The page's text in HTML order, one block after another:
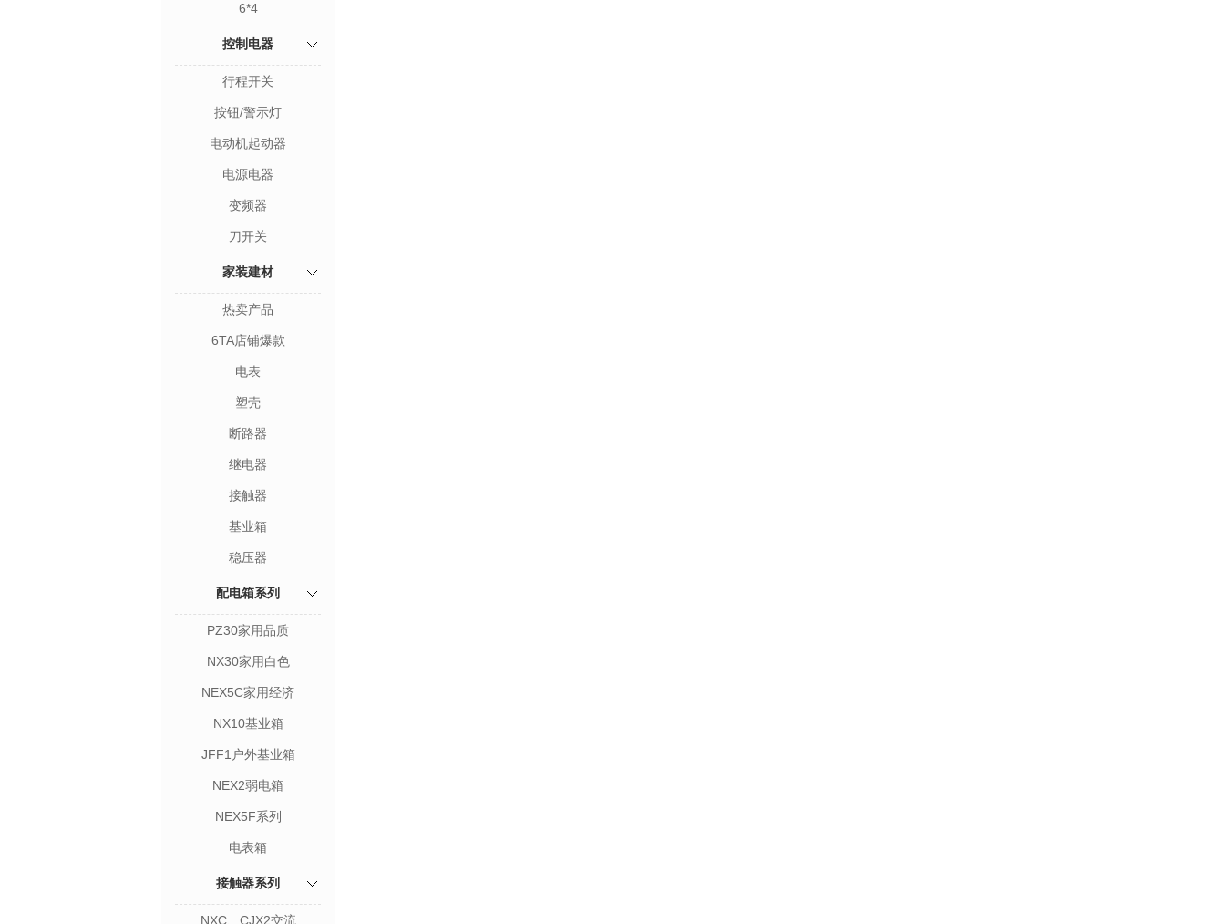
6*4
控制电器
行程开关
按钮/警示灯
电动机起动器
电源电器
变频器
刀开关
家装建材
热卖产品
6TA店铺爆款
电表
塑壳
断路器
继电器
接触器
基业箱
稳压器
配电箱系列
PZ30家用品质
NX30家用白色
NEX5C家用经济
NX10基业箱
JFF1户外基业箱
NEX2弱电箱
NEX5F系列
电表箱
接触器系列
NXC、CJX2交流